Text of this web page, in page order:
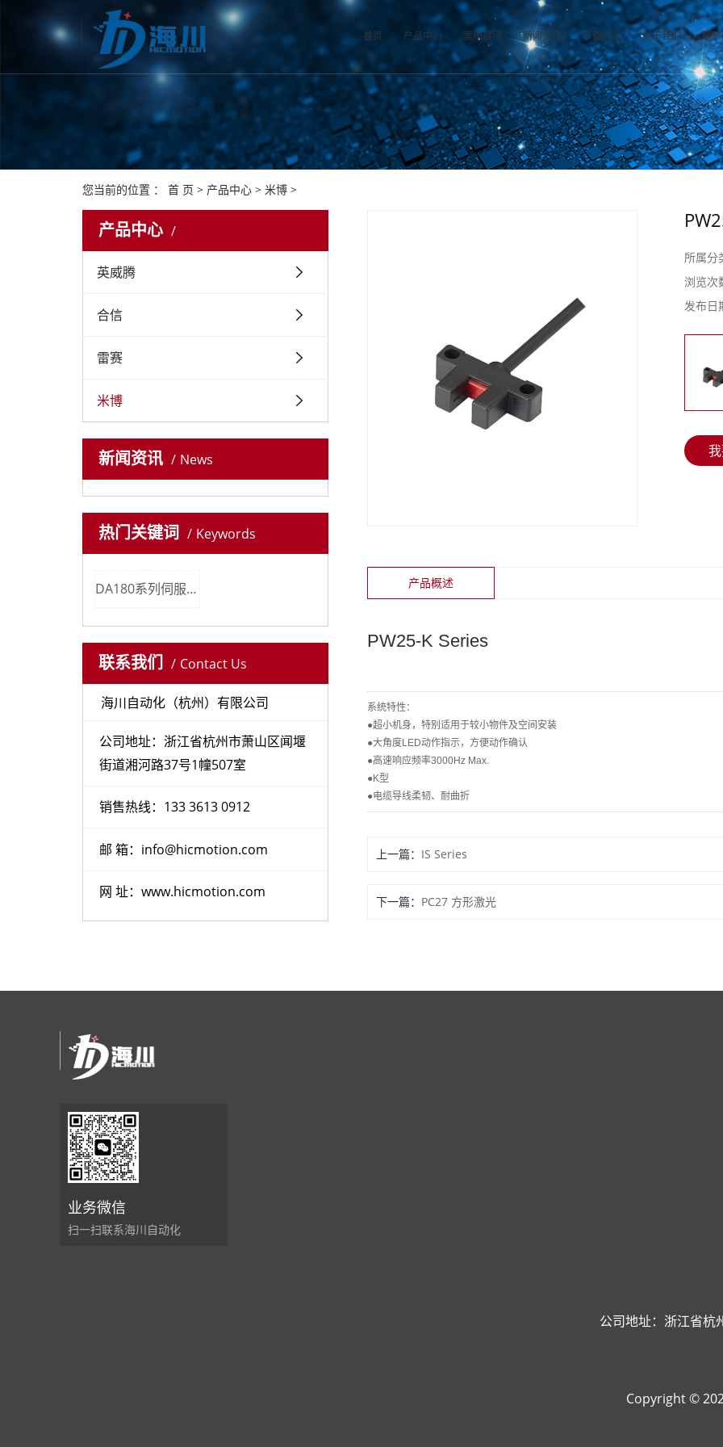
首页 产品中心
合信 雷赛
案例展示
案例展示
倾听客户声音，打造优异设计。
新闻资讯
新闻资讯
倾听客户声音，打造优异设计。
公司新闻
行业资讯
下载中心
下载中心
倾听客户声音，打造优异设计。
英威腾
雷赛
关于我们
关于我们
倾听客户声音，打造优异设计。
公司简介
企业文化
联
联系我们
倾听客户声音，打造优异设计。
招聘
校园招聘
社会招聘
您当前的位置 ： 首 页 > 产品中心 > 米博 >
产品中心
英威腾
合信
雷赛
米博
新闻资讯 News
热门关键词 Keywords
DA180系列伺服系统
联系我们 Contact Us
海川自动化（杭州）有限公司
公司地址：浙江省杭州市萧山区闻堰
街道湘河路37号1幢507室
销售热线：133 3613 0912
邮 箱：info@hicmotion.com
网 址：www.hicmotion.com
所属分
浏览次
发布日
产品概述
PW25-K Series
系统特性：
●超小机身，特别适用于较小物件及空间安装
●大角度LED动作指示，方便动作确认
●高速响应频率3000Hz Max.
●K型
●电缆导线柔韧、耐曲折
上一篇： IS Series
下一篇： PC27 方形激光
业务微信
扫一扫联系海川自动化
公司地址：浙江省杭
Copyright ©